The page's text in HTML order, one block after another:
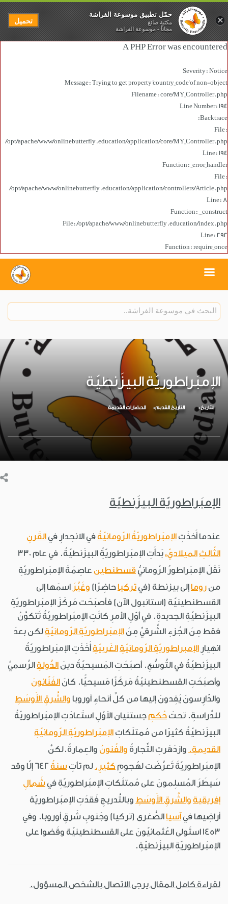
A PHP Error was encountered
Severity: Notice
Message: Trying to get property 'country_code' of non-object
Filename: core/MY_Controller.php
Line Number: 194
Backtrace:
File:
/opt/apache/www/onlinebutterfly.education/application/core/MY_Controller.php
Line: 194
Function: _error_handler
File:
/opt/apache/www/onlinebutterfly.education/application/controllers/Article.php
Line: 8
Function: __construct
File: /opt/apache/www/onlinebutterfly.education/index.php
Line: 292
Function: require_once
الإمبَراطوريّة البيزَنطيّة
التاريخ التاريخ القديم الحضارات القديمة
الإمبَراطوريّة البيزَنطيّة
عندما أَخذَتِ الإمبَراطوريّةُ الرّومانيّةُ في الانحِدارِ في القَرنِ
الثّالثِالميلاديّ،
بَدأَتِ الإمبَراطوريّةُِ البيزَنطيّةُ. في عام 330
نَقَلَ الإمبَراطورُ الرّومانيُّ قسطنطين عاصِمَةَ الإمبَراطوريّةِ
من روماإلى بيزنطة (في تركياحاضِرًا) وغَيَّرَ اسمَها إلى
القسطنطينيّة (استانبول الآن) فأصبَحَت مَركَزَ الإمبَراطوريّةِ
البيزَنطيّةِ الجديدةِ. في أوّلِ الأمرِ كانَتِ الإمبَراطوريّةُ تَتكوَّنُ
فقط مِنَ الجُزءِ الشَّرقيِّ مِنَ الإمبَراطوريّةِ الرّومانيّةِ لكن بعدَ
انهِيارِ الإمبراطوريّةِ الرّومانيّةِ الغَربيّةِ أَخَذَتِ الإمبَراطوريّةُ
البيزَنطيّةُ في التَّوسُّعِ. أصبَحَتِ المَسيحيّةُ دينَ الدَّولةِ الرَّسميَّ
وأصبَحَتِ القسطنطينيّةُ مَركَزًا مَسيحيًّا. كانَ الفَنّانونَ
والدّارِسونَ يَفِدونَ إليها من كلِّ أنحاءِ أوروبا والشَّرقِ الأَوسَطِ
للدِّراسةِ. تحتَ حُكمِجستنيان الأوّلِ استَعادَتِ الإمبَراطوريّةُ
البيزَنطيّةُ كثيرًا من مُمتلَكاتِ الإمبَراطوريّةِ الرّومانيّةِ
القديمةِ. وازدَهَرتِ التِّجارةُ والفُنونُ والعِمارةُ.لكنَّ
الإمبَراطوريّةَ تَعرَّضَت لهُجومٍ كثيرٍ. لم تأتِ سنةُ
642 إلّا وقد
سَيطَرَ المُسلِمونَ على مُمتلَكاتِ الإمبَراطوريّةِ في شَمالِ
إفريقية والشَّرقِ الأَوسَطِ وبالتَّدريجِ فَقدَتِ الإمبَراطوريّة
أراضِيها في آسياالصُّغرى (تركيا) وجَنوبِ شَرقِ أوروبا. وفي
1453 استَولى العُثمانيّونَ على القسطنطينيّة وقَضوا على
الإمبَراطوريّةِ البيزَنطيّةِ.
لقراءة كامل المقال يرجى الاتصال بالشخص المسؤول.
×
حمّل تطبيق موسوعة الفراشة
مكتبة صائغ
مجاناً - موسوعة الفراشة
تحميل